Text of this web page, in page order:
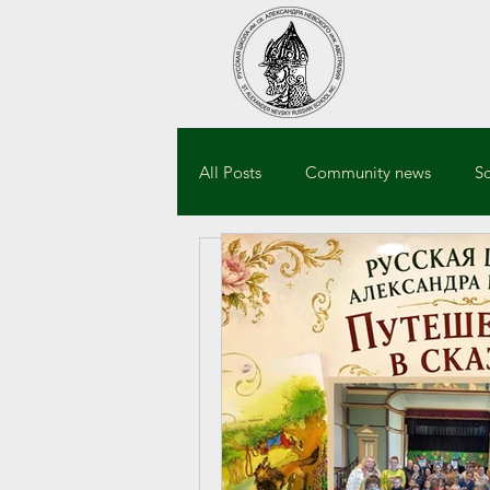
All Posts Community news
песни
Updated:Sep 4, 2019